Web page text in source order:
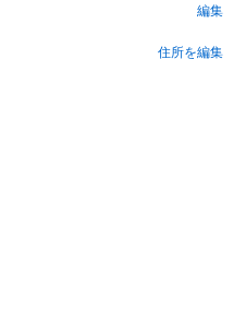
編集
住所を編集